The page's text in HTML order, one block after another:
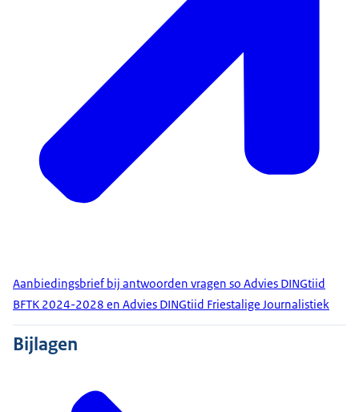
Aanbiedingsbrief bij antwoorden vragen so Advies DINGtiid
BFTK 2024-2028 en Advies DINGtiid Friestalige Journalistiek
Bijlagen